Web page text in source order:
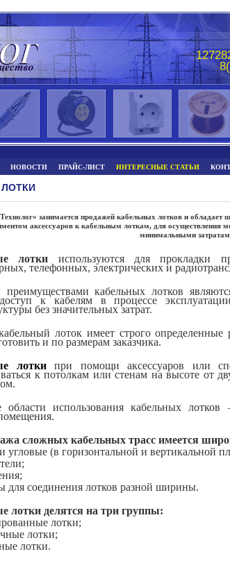
НОВОСТИ ПРАЙС-ЛИСТ ИНТЕРЕСНЫЕ СТАТЬИ
занимается продажей кабельных лотков и обладает
аксессуаров к кабельным лоткам, для осуществления
минимальными
лотки используются для прокладки
телефонных, электрических и
преимуществами кабельных лотков
к кабелям в процессе
без значительных затрат.
лоток имеет строго
и по размерам заказчика.
лоткипри помощи аксессуаров или
к потолкам или стенам на высоте от
области использования кабельных
сложных кабельных трасс имеется
угловые (в горизонтальной и вертикальной
для соединения лотков разной ширины.
лотки делятся на три группы:
лотки;
лотки;
лотки.